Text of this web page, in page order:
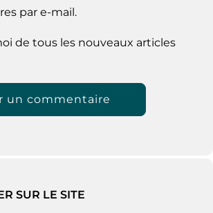
par e-mail.
de tous les nouveaux articles
SUR LE SITE